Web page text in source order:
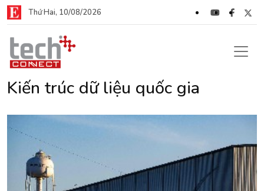
Thứ Hai, 10/08/2026
Kiến trúc dữ liệu quốc gia